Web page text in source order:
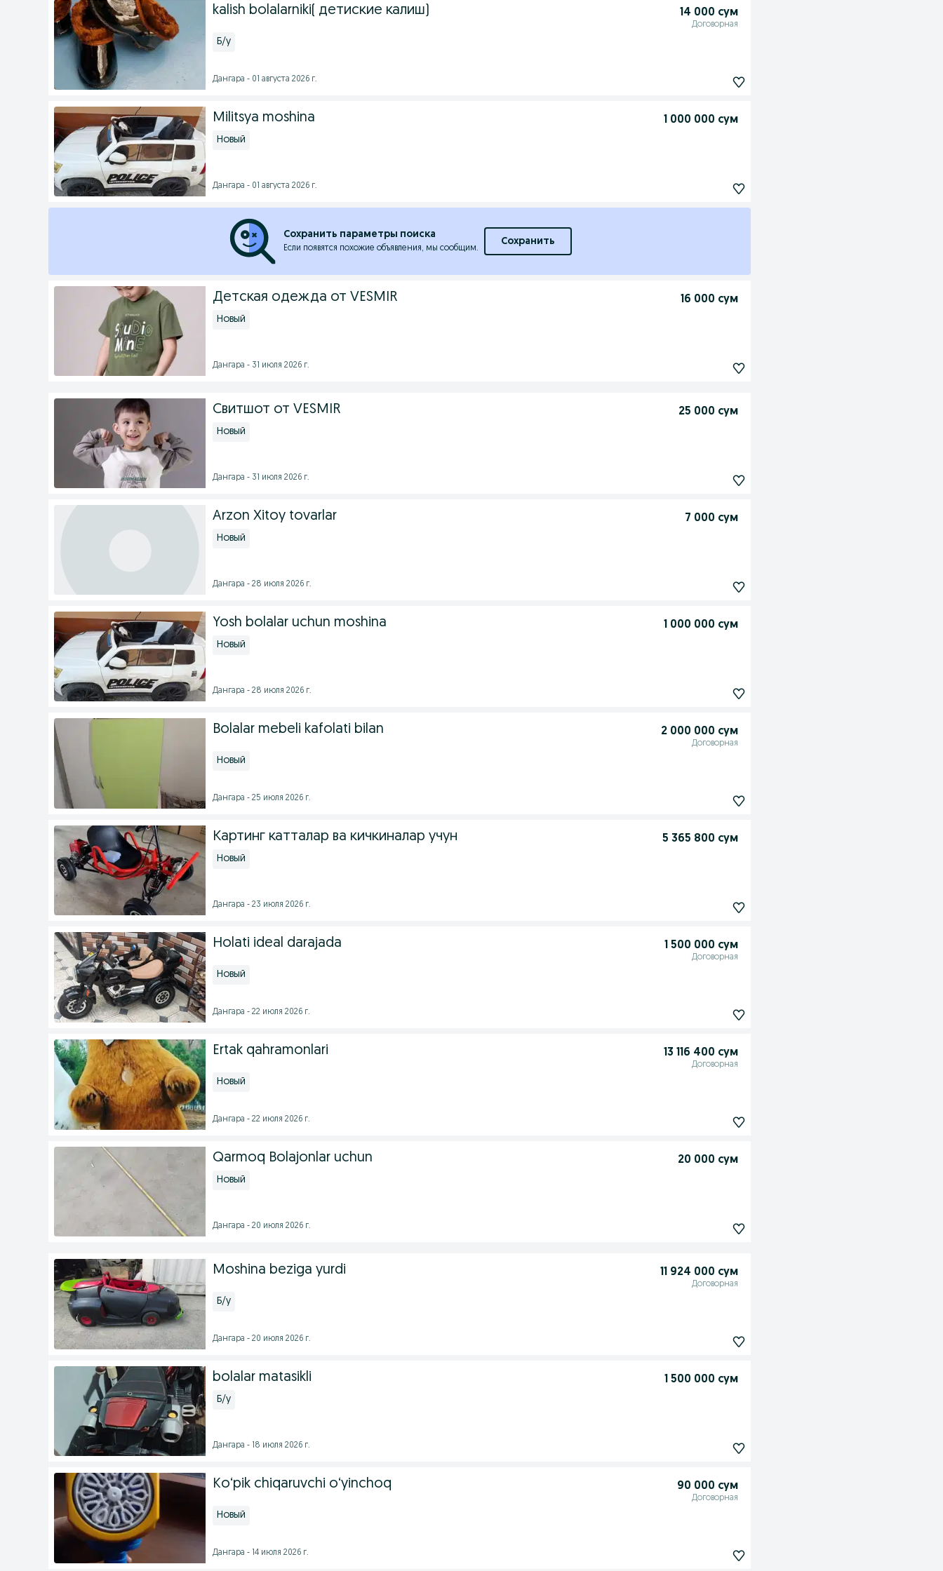
kalish bolalarniki( детиские калиш) 14 000 сум
Договорная
Б/у
Дангара - 01 августа 2026 г.
Militsya moshina 1 000 000 сум
Новый
Дангара - 01 августа 2026 г.
Сохранить параметры поиска
Если появятся похожие объявления, мы сообщим.
Сохранить
Детская одежда от VESMIR 16 000 сум
Новый
Дангара - 31 июля 2026 г.
Свитшот от VESMIR 25 000 сум
Новый
Дангара - 31 июля 2026 г.
Arzon Xitoy tovarlar 7 000 сум
Новый
Дангара - 28 июля 2026 г.
Yosh bolalar uchun moshina 1 000 000 сум
Новый
Дангара - 28 июля 2026 г.
Bolalar mebeli kafolati bilan 2 000 000 сум
Договорная
Новый
Дангара - 25 июля 2026 г.
Картинг катталар ва кичкиналар учун 5 365 800 сум
Новый
Дангара - 23 июля 2026 г.
Holati ideal darajada 1 500 000 сум
Договорная
Новый
Дангара - 22 июля 2026 г.
Ertak qahramonlari 13 116 400 сум
Договорная
Новый
Дангара - 22 июля 2026 г.
Qarmoq Bolajonlar uchun 20 000 сум
Новый
Дангара - 20 июля 2026 г.
Moshina beziga yurdi 11 924 000 сум
Договорная
Б/у
Дангара - 20 июля 2026 г.
bolalar matasikli 1 500 000 сум
Б/у
Дангара - 18 июля 2026 г.
Ko‘pik chiqaruvchi o‘yinchoq 90 000 сум
Договорная
Новый
Дангара - 14 июля 2026 г.